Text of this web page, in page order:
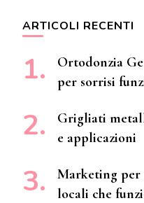
ARTICOLI RECENTI
Ortodonzia
per sorrisi
Grigliati
e applicazioni
Marketing per
locali che